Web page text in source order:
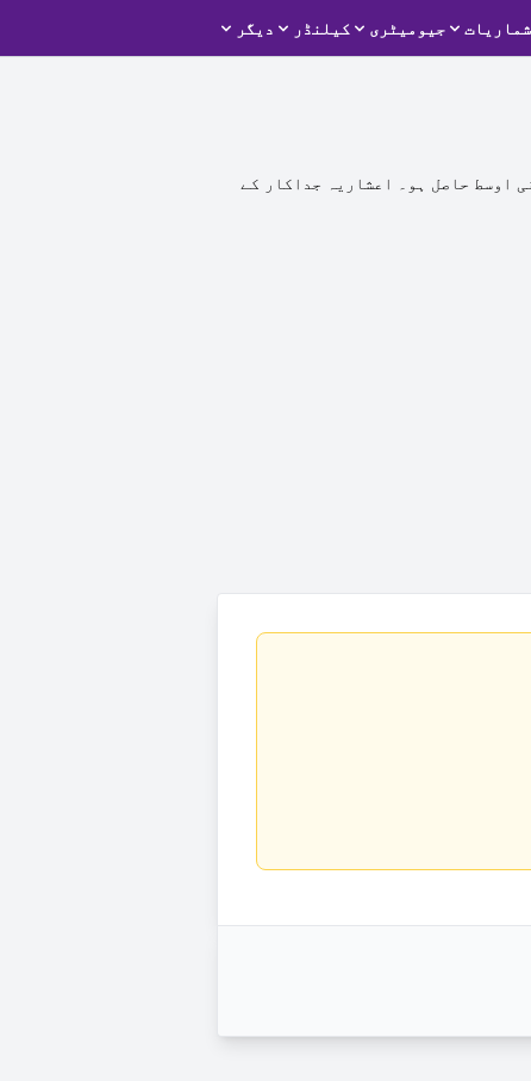
شماریات جیومیٹری کیلنڈر دیگر
اوسط حاصل ہو۔ اعشاریہ جداکار کے